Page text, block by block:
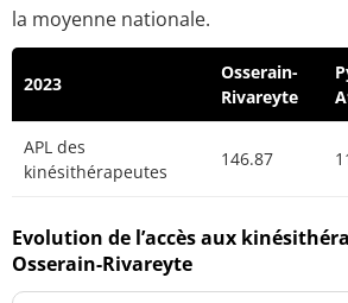
la moyenne nationale.
2023
Osserain-
Rivareyte
APL des
kinésithérapeutes
146.87
Evolution de l’accès aux
Osserain-Rivareyte